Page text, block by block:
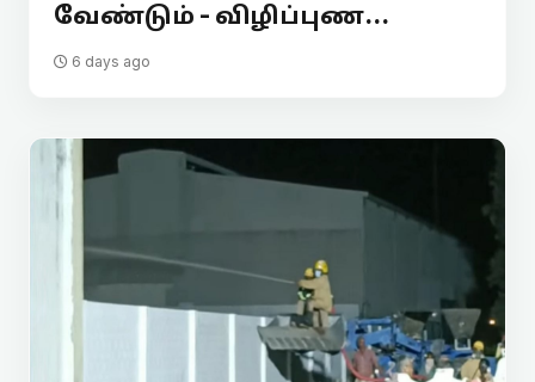
வேண்டும் - விழிப்புண...
6 days ago